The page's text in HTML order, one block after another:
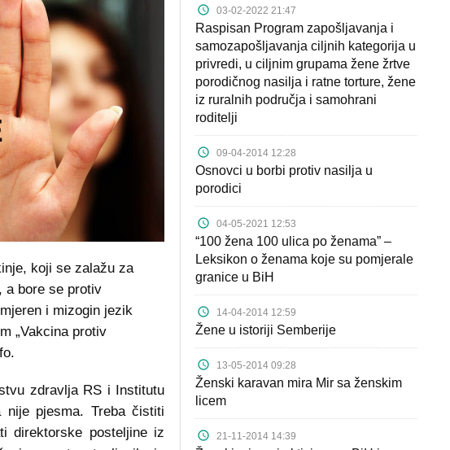
koji se zalažu za
a bore se protiv
i mizogin jezik
„Vakcina protiv
zdravlja RS i Institutu
nije pjesma. Treba čistiti
direktorske posteljine iz
03-02-2022 21:47
Raspisan Program zapošljavanja i
samozapošljavanja ciljnih kategorija u
privredi, u ciljnim grupama žene žrtve
porodičnog nasilja i ratne torture, žene
iz ruralnih područja i samohrani
roditelji
09-04-2014 12:28
Osnovci u borbi protiv nasilja u
porodici
04-05-2021 12:53
“100 žena 100 ulica po ženama” –
Leksikon o ženama koje su pomjerale
granice u BiH
14-04-2014 12:59
Žene u istoriji Semberije
13-05-2014 09:28
Ženski karavan mira Mir sa ženskim
licem
21-11-2014 14:39